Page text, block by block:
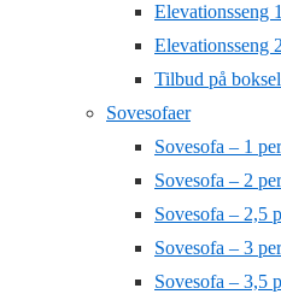
Elevationsseng
Elevationsseng
Tilbud på
Sovesofaer
Sovesofa – 1
Sovesofa – 2
Sovesofa – 2,5
Sovesofa – 3
Sovesofa – 3,5